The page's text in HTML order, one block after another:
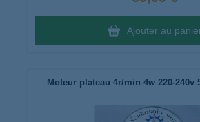
Ajouter au
Moteur plateau 4r/min 4w 220-240v